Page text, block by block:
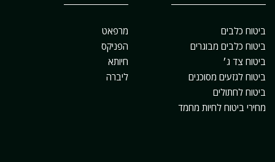
ביטוח כלבים
ביטוח כלבים מבוגרים
ביטוח צד ג׳
ביטוח לגזעים מסוכנים
ביטוח לחתולים
מחירי ביטוח לחיות מחמד
מרפאט
הפניקס
חיותא
ליברה